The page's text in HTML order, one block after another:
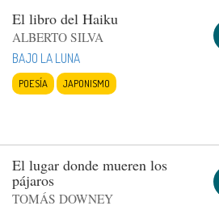
El libro del Haiku
ALBERTO SILVA
BAJO LA LUNA
POESÍA JAPONISMO
El lugar donde mueren los
pájaros
TOMÁS DOWNEY